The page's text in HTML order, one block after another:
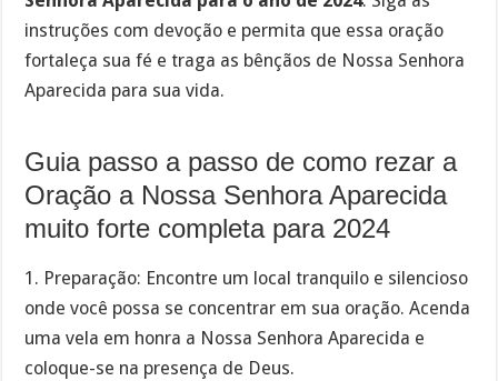
instruções com devoção e permita que essa oração
fortaleça sua fé e traga as bênçãos de Nossa Senhora
Aparecida para sua vida.
Guia passo a passo de como rezar a
Oração a Nossa Senhora Aparecida
muito forte completa para 2024
1. Preparação: Encontre um local tranquilo e silencioso
onde você possa se concentrar em sua oração. Acenda
uma vela em honra a Nossa Senhora Aparecida e
coloque-se na presença de Deus.